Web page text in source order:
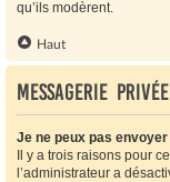
qu’ils modèrent.
Haut
Messagerie privée
Je ne peux pas
Il y a trois raisons pour
l’administrateur a